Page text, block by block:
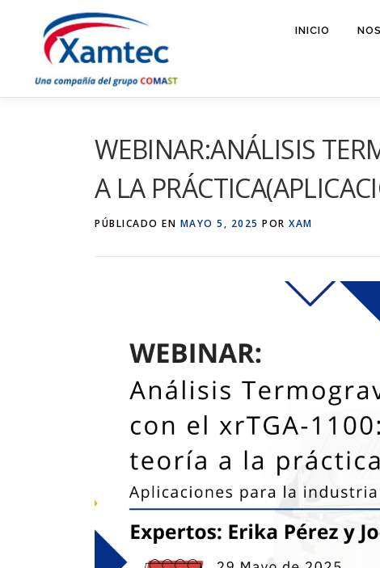
contenido
INICIO
WEBINAR:ANÁLISIS
A LA
PÚBLICADO EN MAYO 5, 2025 POR XAM